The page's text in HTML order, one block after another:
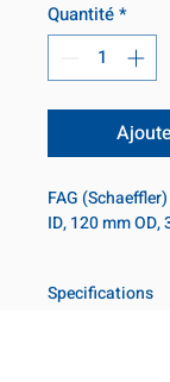
Quantité*
FAG
ID, 120 mm OD,
Specifications